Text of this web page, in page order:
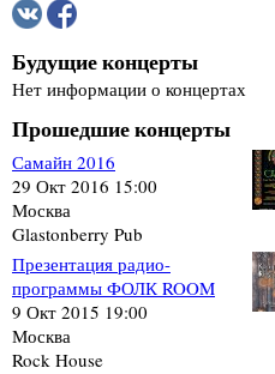
Будущие концерты
Нет информации о концертах
Прошедшие концерты
Самайн 2016
29 Окт 2016 15:00
Москва
Glastonberry Pub
Презентация радио-
программы ФОЛК ROOM
9 Окт 2015 19:00
Москва
Rock House